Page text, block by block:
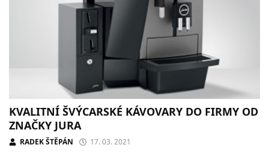
KVALITNÍ ŠVÝCARSKÉ KÁVOVARY DO FIRMY OD
ZNAČKY JURA
RADEK ŠTĚPÁN 17. 03. 2021